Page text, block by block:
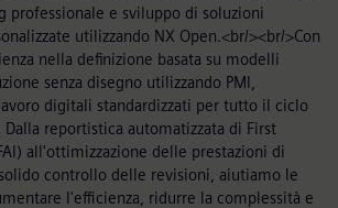
professionale e sviluppo di soluzioni
utilizzando NX Open.<br/><br/>Con
nella definizione basata su modelli
senza disegno utilizzando PMI,
digitali standardizzati per tutto il ciclo
reportistica automatizzata di First
all'ottimizzazione delle prestazioni di
controllo delle revisioni, aiutiamo le
l'efficienza, ridurre la complessità e